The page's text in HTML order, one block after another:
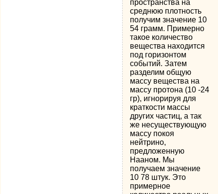
пространства на
среднюю плотность
получим значение 10
54 грамм. Примерно
такое количество
вещества находится
под горизонтом
событий. Затем
разделим общую
массу вещества на
массу протона (10 -24
гр), игнорируя для
краткости массы
других частиц, а так
же несуществующую
массу покоя
нейтрино,
предложенную
Нааном. Мы
получаем значение
10 78 штук. Это
примерное